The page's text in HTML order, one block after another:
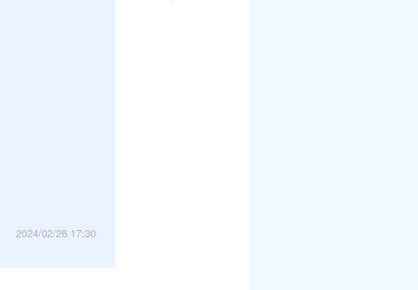
2024/02/26 17:30